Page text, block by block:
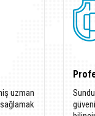
uzman